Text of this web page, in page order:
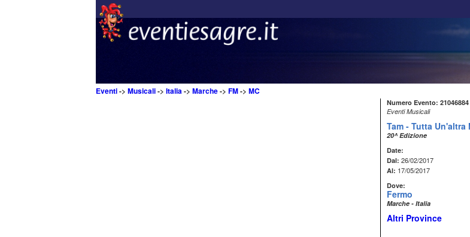
Eventi-> Musicali-> Italia-> Marche-> FM-> MC
Numero Evento: 21046884
Eventi Musicali
Tam - Tutta Un'altra
20^ Edizione
Date:
Dal: 26/02/2017
Al: 17/05/2017
Dove:
Fermo
Marche - Italia
Altri Province